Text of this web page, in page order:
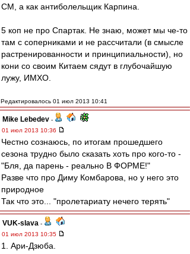
СМ, а как антиболельщик Карпина.
5 коп не про Спартак. Не знаю, может мы че-то
там с соперниками и не рассчитали (в смысле
растренированности и принципиальности), но
кони со своим Китаем сядут в глубочайшую
лужу, ИМХО.
Редактировалось 01 июл 2013 10:41
Mike Lebedev -
01 июл 2013 10:36
Честно сознаюсь, по итогам прошедшего
сезона трудно было сказать хоть про кого-то -
"Бля, да парень - реально В ФОРМЕ!"
Разве что про Диму Комбарова, но у него это
природное
Так что это... "пролетариату нечего терять"
VUK-slava -
01 июл 2013 10:35
1. Ари-Дзюба.